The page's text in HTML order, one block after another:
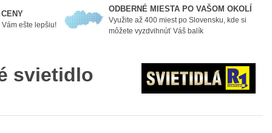
ešte lepšiu!
ODBERNÉ MIESTA PO VAŠOM OKOLÍ
Využite až 400 miest po Slovensku, kde si
môžete vyzdvihnúť Váš balík
svietidlo